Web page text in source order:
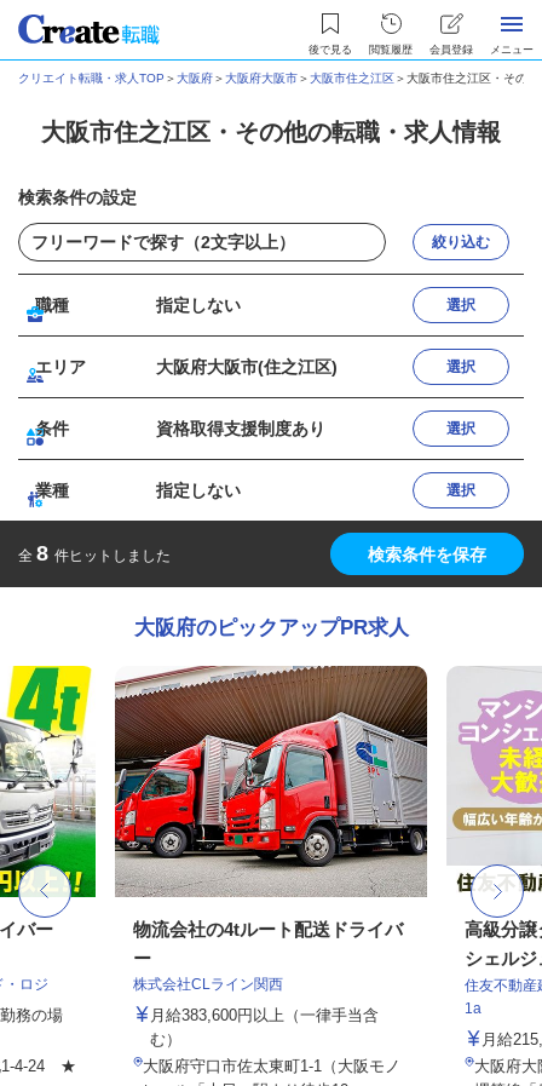
後で見る 閲覧履歴 会員登録 メニュー
クリエイト転職・求人TOP ＞大阪府＞大阪府大阪市＞大阪市住之江区＞大阪市住之江区・その
大阪市住之江区・その他の転職・求人情報
検索条件の設定
絞り込む
職種 指定しない 選択
エリア 大阪府大阪市(住之江区) 選択
条件 資格取得支援制度あり 選択
業種 指定しない 選択
全 8 件ヒットしました 検索条件を保存
大阪府のピックアップPR求人
バー
・ロジ
務の場
1-4-24 ★
物流会社の4tルート配送ドライバ
ー
株式会社CLライン関西
月給383,600円以上（一律手当含
む）
大阪府守口市佐太東町1-1（大阪モノ
高級分譲
シェルジ
住友不動産
1a
月給
大阪府